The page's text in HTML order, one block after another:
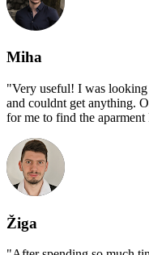
Miha
"Very useful! I was
and couldnt get anything.
for me to find the
Žiga